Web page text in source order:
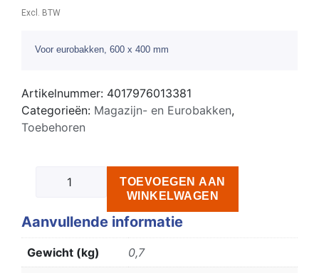
Excl. BTW
Voor eurobakken, 600 x 400 mm
Artikelnummer: 4017976013381
Categorieën: Magazijn- en Eurobakken,
Toebehoren
TOEVOEGEN AAN
WINKELWAGEN
Aanvullende informatie
Gewicht (kg) 0,7